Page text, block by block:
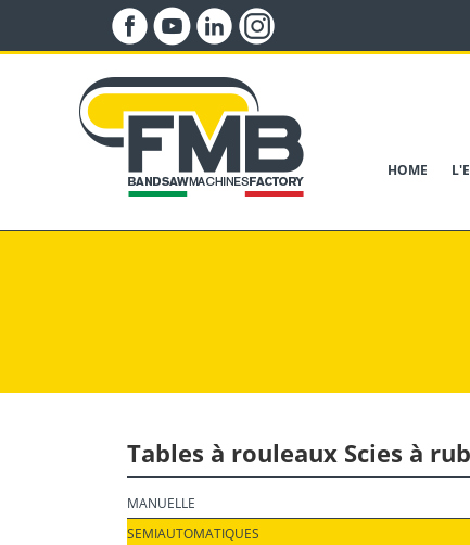
HOME
Tables à rouleaux Scies à
MANUELLE
SEMIAUTOMATIQUES